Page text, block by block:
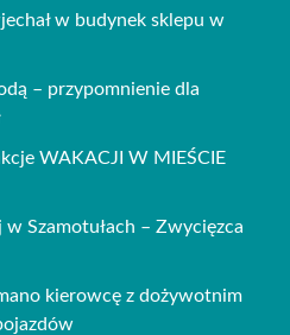
w budynek sklepu w
– przypomnienie dla
WAKACJI W MIEŚCIE
w Szamotułach – Zwycięzca
kierowcę z dożywotnim